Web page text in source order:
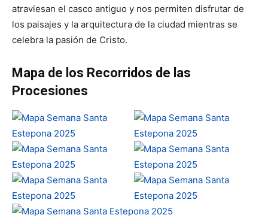
atraviesan el casco antiguo y nos permiten disfrutar de
los paisajes y la arquitectura de la ciudad mientras se
celebra la pasión de Cristo.
Mapa de los Recorridos de las
Procesiones